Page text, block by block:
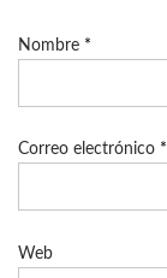
Nombre *
Correo electrónico *
Web